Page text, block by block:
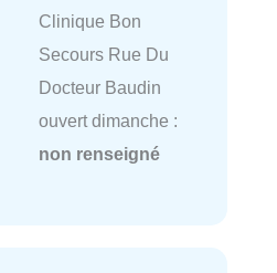
Clinique Bon
Secours Rue Du
Docteur Baudin
ouvert dimanche :
non renseigné